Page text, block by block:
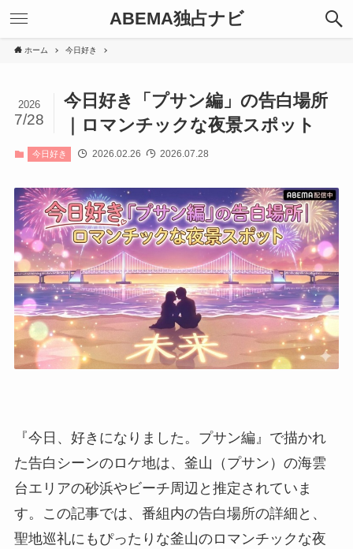
ABEMA独占ナビ
ホーム 今日好き
今日好き「プサン編」の告白場所
｜ロマンチックな夜景スポット
2026
7/28
今日好き 2026.02.26 2026.07.28
『今日、好きになりました。プサン編』で描かれ
た告白シーンのロケ地は、釜山（プサン）の海雲
台エリアの砂浜やビーチ周辺と推定されていま
す。この記事では、番組内の告白場所の詳細と、
聖地巡礼にもぴったりな釜山のロマンチックな夜